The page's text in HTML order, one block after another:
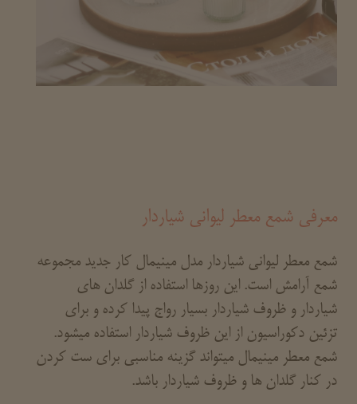
معرفی شمع معطر لیوانی شیاردار
شمع معطر لیوانی شیاردار مدل مینیمال کار جدید مجموعه
شمع آرامش است. این روزها استفاده از گلدان های
شیاردار و ظروف شیاردار بسیار رواج پیدا کرده و برای
تزئین دکوراسیون از این ظروف شیاردار استفاده میشود.
شمع معطر مینیمال میتواند گزینه مناسبی برای ست کردن
در کنار گلدان ها و ظروف شیاردار باشد.